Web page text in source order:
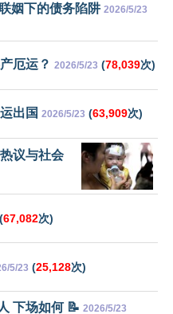
姻下的债务陷阱 2026/5/23
厄运？ 2026/5/23 (78,039次)
出国 2026/5/23 (63,909次)
议与社会
(67,082次)
5/23 (25,128次)
下场如何 📝 2026/5/23